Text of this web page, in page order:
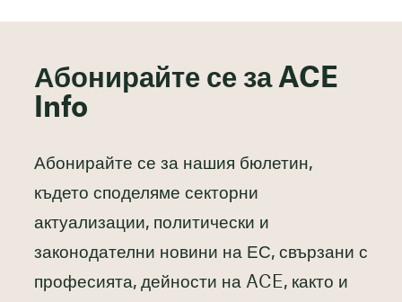
Абонирайте се за ACE
Info
Абонирайте се за нашия бюлетин,
където споделяме секторни
актуализации, политически и
законодателни новини на ЕС, свързани с
професията, дейности на ACE, както и